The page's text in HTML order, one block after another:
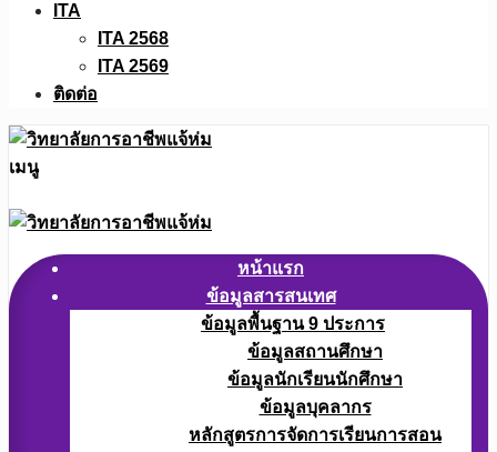
ITA
ITA 2568
ITA 2569
ติดต่อ
เมนู
หน้าแรก
ข้อมูลสารสนเทศ
ข้อมูลพื้นฐาน 9 ประการ
ข้อมูลสถานศึกษา
ข้อมูลนักเรียนนักศึกษา
ข้อมูลบุคลากร
หลักสูตรการจัดการเรียนการสอน